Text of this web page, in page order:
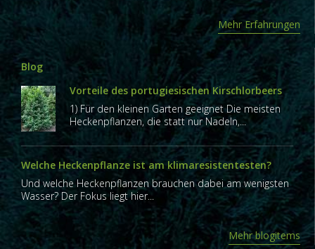
Mehr Erfahrungen
Blog
Vorteile des portugiesischen Kirschlorbeers
1) Für den kleinen Garten geeignet Die meisten
Heckenpflanzen, die statt nur Nadeln,...
Welche Heckenpflanze ist am klimaresistentesten?
Und welche Heckenpflanzen brauchen dabei am wenigsten
Wasser? Der Fokus liegt hier...
Mehr blogitems